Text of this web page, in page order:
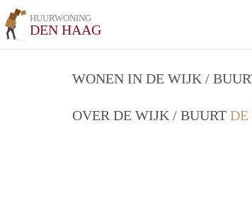
HUURWONING
DEN HAAG
WONEN IN DE WIJK /
OVER DE WIJK / BUURT DE